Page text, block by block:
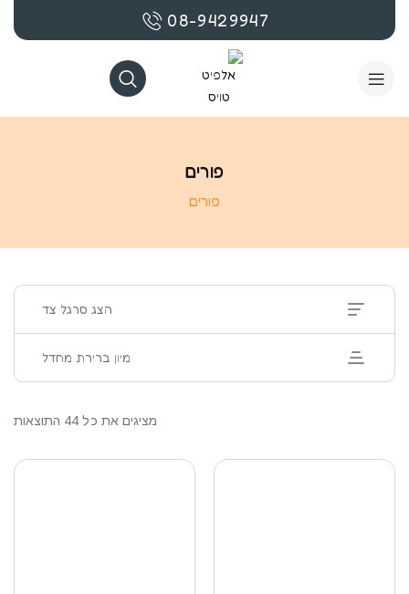
08-9429947
פורים
פורים
הצג סרגל צד
מיון ברירת מחדל
מציגים את כל ⁦44⁩ התוצאות